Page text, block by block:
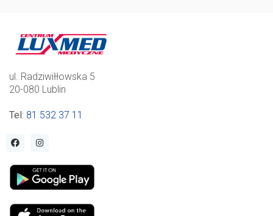
ul. Radziwiłłowska 5
20-080 Lublin
Tel : 81 532 37 11